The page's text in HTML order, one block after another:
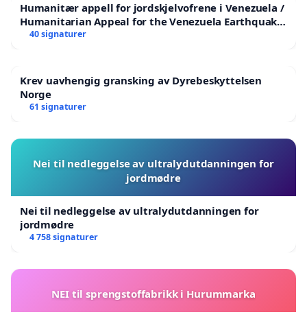
Humanitær appell for jordskjelvofrene i Venezuela /
Humanitarian Appeal for the Venezuela Earthquake
Victims
40 signaturer
Krev uavhengig gransking av Dyrebeskyttelsen
Norge
61 signaturer
Nei til nedleggelse av ultralydutdanningen for
jordmødre
Nei til nedleggelse av ultralydutdanningen for
jordmødre
4 758 signaturer
NEI til sprengstoffabrikk i Hurummarka